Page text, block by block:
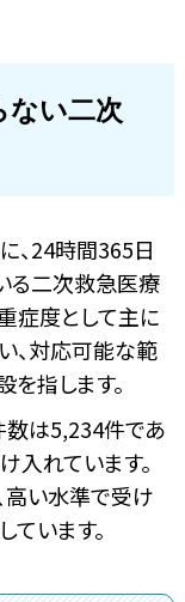
ない二次
、24時間365日
る二次救急医療
症度として主に
、対応可能な範
指します。
は5,234件であ
入れています。
高い水準で受け
ています。